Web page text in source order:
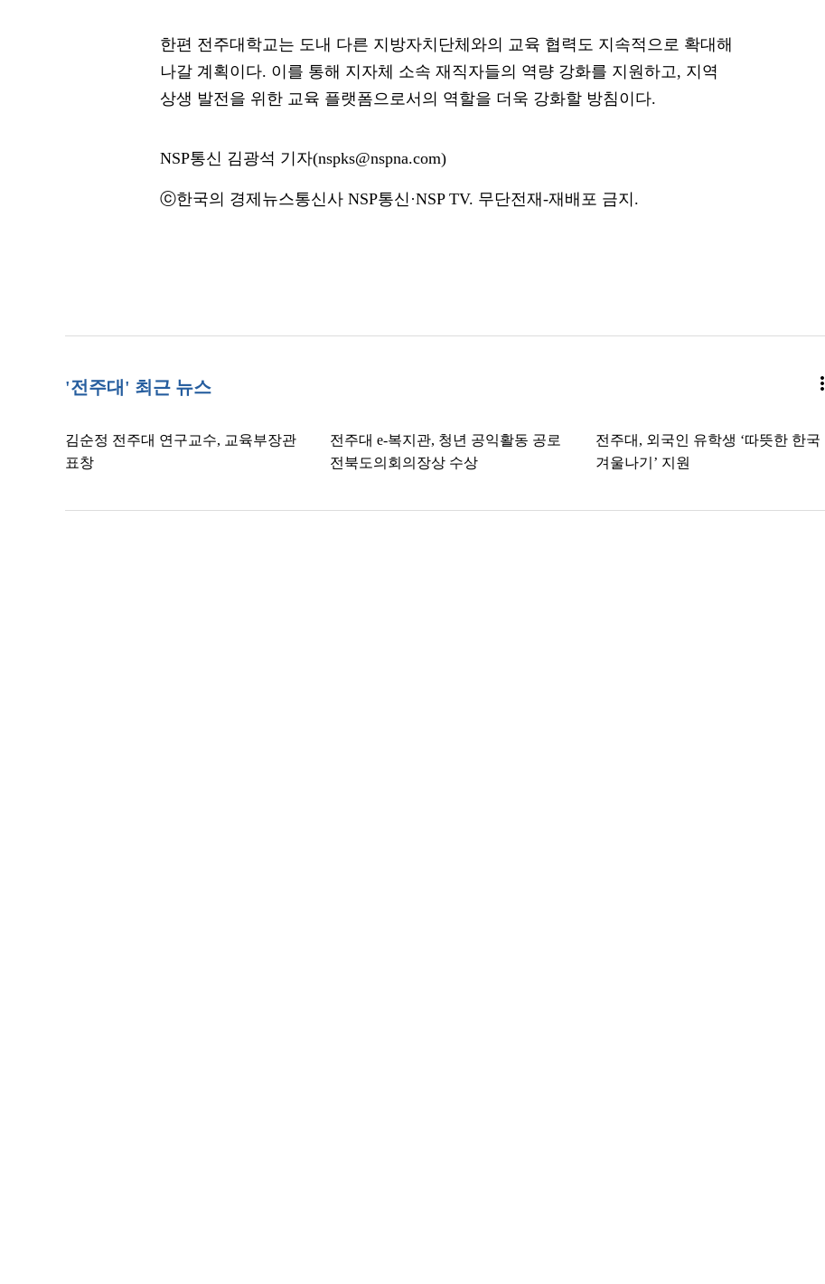
한편 전주대학교는 도내 다른 지방자치단체와의 교육 협력도 지속적으로 확대해
나갈 계획이다. 이를 통해 지자체 소속 재직자들의 역량 강화를 지원하고, 지역
상생 발전을 위한 교육 플랫폼으로서의 역할을 더욱 강화할 방침이다.
NSP통신 김광석 기자(nspks@nspna.com)
ⓒ한국의 경제뉴스통신사 NSP통신·NSP TV. 무단전재-재배포 금지.
'전주대' 최근 뉴스 more_vert
김순정 전주대 연구교수, 교육부장관
표창
전주대 e-복지관, 청년 공익활동 공로
전북도의회의장상 수상
전주대, 외국인 유학생 ‘따뜻한 한국
겨울나기’ 지원